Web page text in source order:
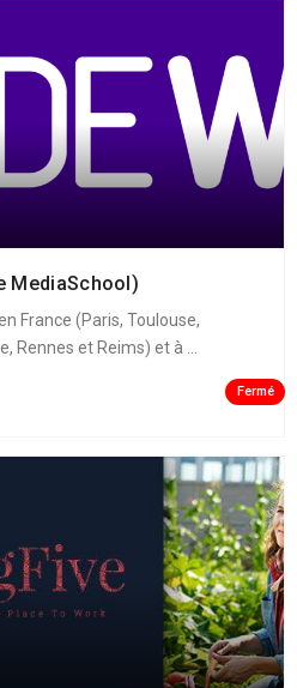
MediaSchool)
France (Paris, Toulouse,
Rennes et Reims) et à ...
Fermé